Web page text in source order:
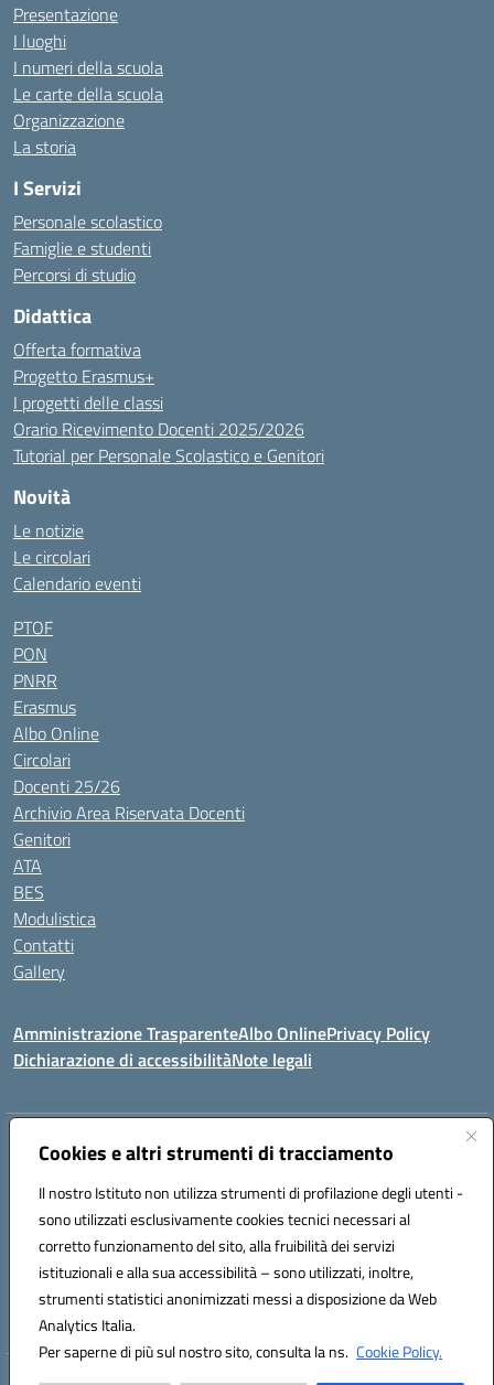
Cookies e altri strumenti di tracciamento
Il nostro Istituto non utilizza strumenti di profilazione degli utenti -
sono utilizzati esclusivamente cookies tecnici necessari al
corretto funzionamento del sito, alla fruibilità dei servizi
istituzionali e alla sua accessibilità – sono utilizzati, inoltre,
strumenti statistici anonimizzati messi a disposizione da Web
Analytics Italia.
Per saperne di più sul nostro sito, consulta la ns. Cookie Policy.
Presentazione
I luoghi
I numeri della scuola
Le carte della scuola
Organizzazione
La storia
I Servizi
Personale scolastico
Famiglie e studenti
Percorsi di studio
Didattica
Offerta formativa
Progetto Erasmus+
I progetti delle classi
Orario Ricevimento Docenti 2025/2026
Tutorial per Personale Scolastico e Genitori
Novità
Le notizie
Le circolari
Calendario eventi
PTOF
PON
PNRR
Erasmus
Albo Online
Circolari
Docenti 25/26
Archivio Area Riservata Docenti
Genitori
ATA
BES
Modulistica
Contatti
Gallery
Amministrazione TrasparenteAlbo OnlinePrivacy Policy
Dichiarazione di accessibilitàNote legali
Indirizzo:Via Coniugi Crigna – Cap. 89861 – Tropea (VV)
Posta elettronica certificata (PEC):vvic82200d@pec.istruzione.it
Codice fiscale: 96012410799
Codice meccanografico:VVIC82200D
Codice Indice delle Pubbliche Amministrazioni (IPA): istsc_vvic82200d
Codice unico di fatturazione (CUF): UFUKAE